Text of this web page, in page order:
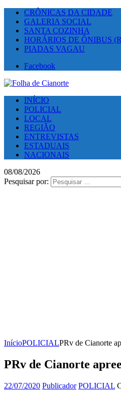
CRÔNICAS DA CIDADE
GALERIA SOCIAL
SANTA COZINHA
HORÁRIOS DE ÔNIBUS
PIADAS VAGAU
Facebook
INÍCIO
POLICIAL
LOCAL
REGIÃO
ENTREVISTAS
ESTADUAIS
NACIONAIS
08/08/2026
Pesquisar por:
InícioPOLICIALPRv de Cianorte
PRv de Cianorte
22/07/2020 Publicador POLICIAL